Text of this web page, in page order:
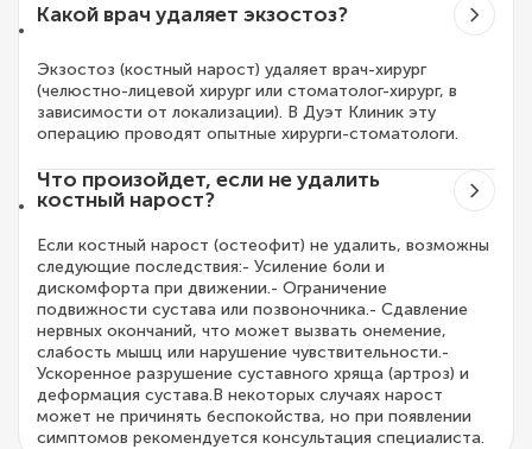
Какой врач удаляет экзостоз?
Экзостоз (костный нарост) удаляет врач-хирург
(челюстно-лицевой хирург или стоматолог-хирург, в
зависимости от локализации). В Дуэт Клиник эту
операцию проводят опытные хирурги-стоматологи.
Что произойдет, если не удалить
костный нарост?
Если костный нарост (остеофит) не удалить, возможны
следующие последствия:- Усиление боли и
дискомфорта при движении.- Ограничение
подвижности сустава или позвоночника.- Сдавление
нервных окончаний, что может вызвать онемение,
слабость мышц или нарушение чувствительности.-
Ускоренное разрушение суставного хряща (артроз) и
деформация сустава.В некоторых случаях нарост
может не причинять беспокойства, но при появлении
симптомов рекомендуется консультация специалиста.